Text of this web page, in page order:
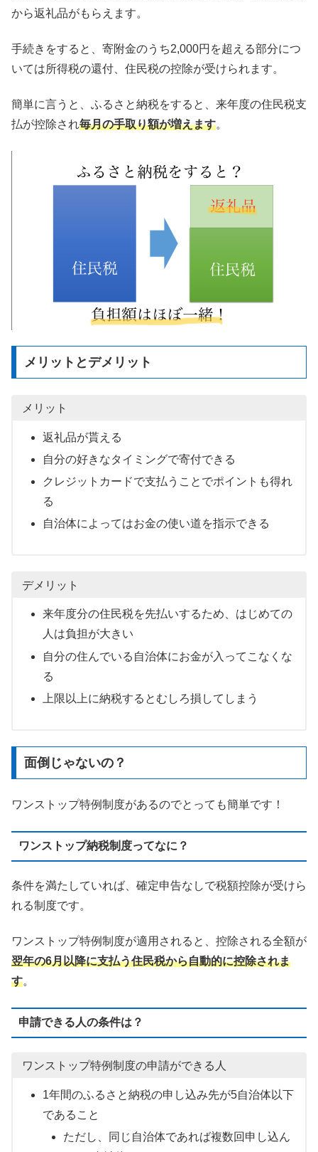
から返礼品がもらえます。
手続きをすると、寄附金のうち2,000円を超える部分につ
いては所得税の還付、住民税の控除が受けられます。
簡単に言うと、ふるさと納税をすると、来年度の住民税支
払が控除され毎月の手取り額が増えます。
メリットとデメリット
メリット
返礼品が貰える
自分の好きなタイミングで寄付できる
クレジットカードで支払うことでポイントも得れ
る
自治体によってはお金の使い道を指示できる
デメリット
来年度分の住民税を先払いするため、はじめての
人は負担が大きい
自分の住んでいる自治体にお金が入ってこなくな
る
上限以上に納税するとむしろ損してしまう
面倒じゃないの？
ワンストップ特例制度があるのでとっても簡単です！
ワンストップ納税制度ってなに？
条件を満たしていれば、確定申告なしで税額控除が受けら
れる制度です。
ワンストップ特例制度が適用されると、控除される全額が
翌年の6月以降に支払う住民税から自動的に控除されま
す。
申請できる人の条件は？
ワンストップ特例制度の申請ができる人
1年間のふるさと納税の申し込み先が5自治体以下
であること
ただし、同じ自治体であれば複数回申し込ん